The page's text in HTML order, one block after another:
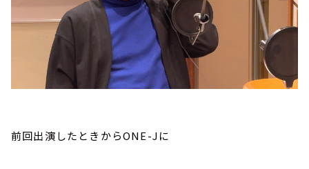
前回出演したときからONE-Jに